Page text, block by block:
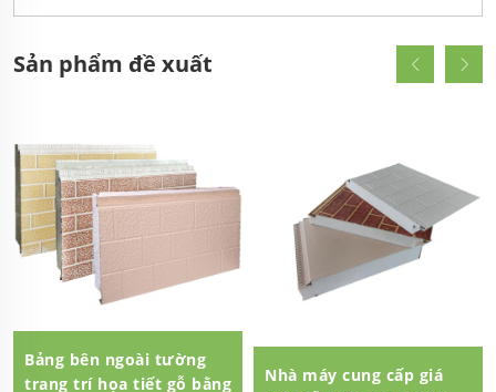
Sản phẩm đề xuất
Bảng bên ngoài tường
trang trí họa tiết gỗ bằng
Nhà máy cung cấp giá